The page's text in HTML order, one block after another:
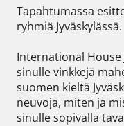
Tapahtumassa
ryhmiä Jyväskylässä.
International House
sinulle vinkkejä
suomen kieltä
neuvoja, miten ja
sinulle sopivalla